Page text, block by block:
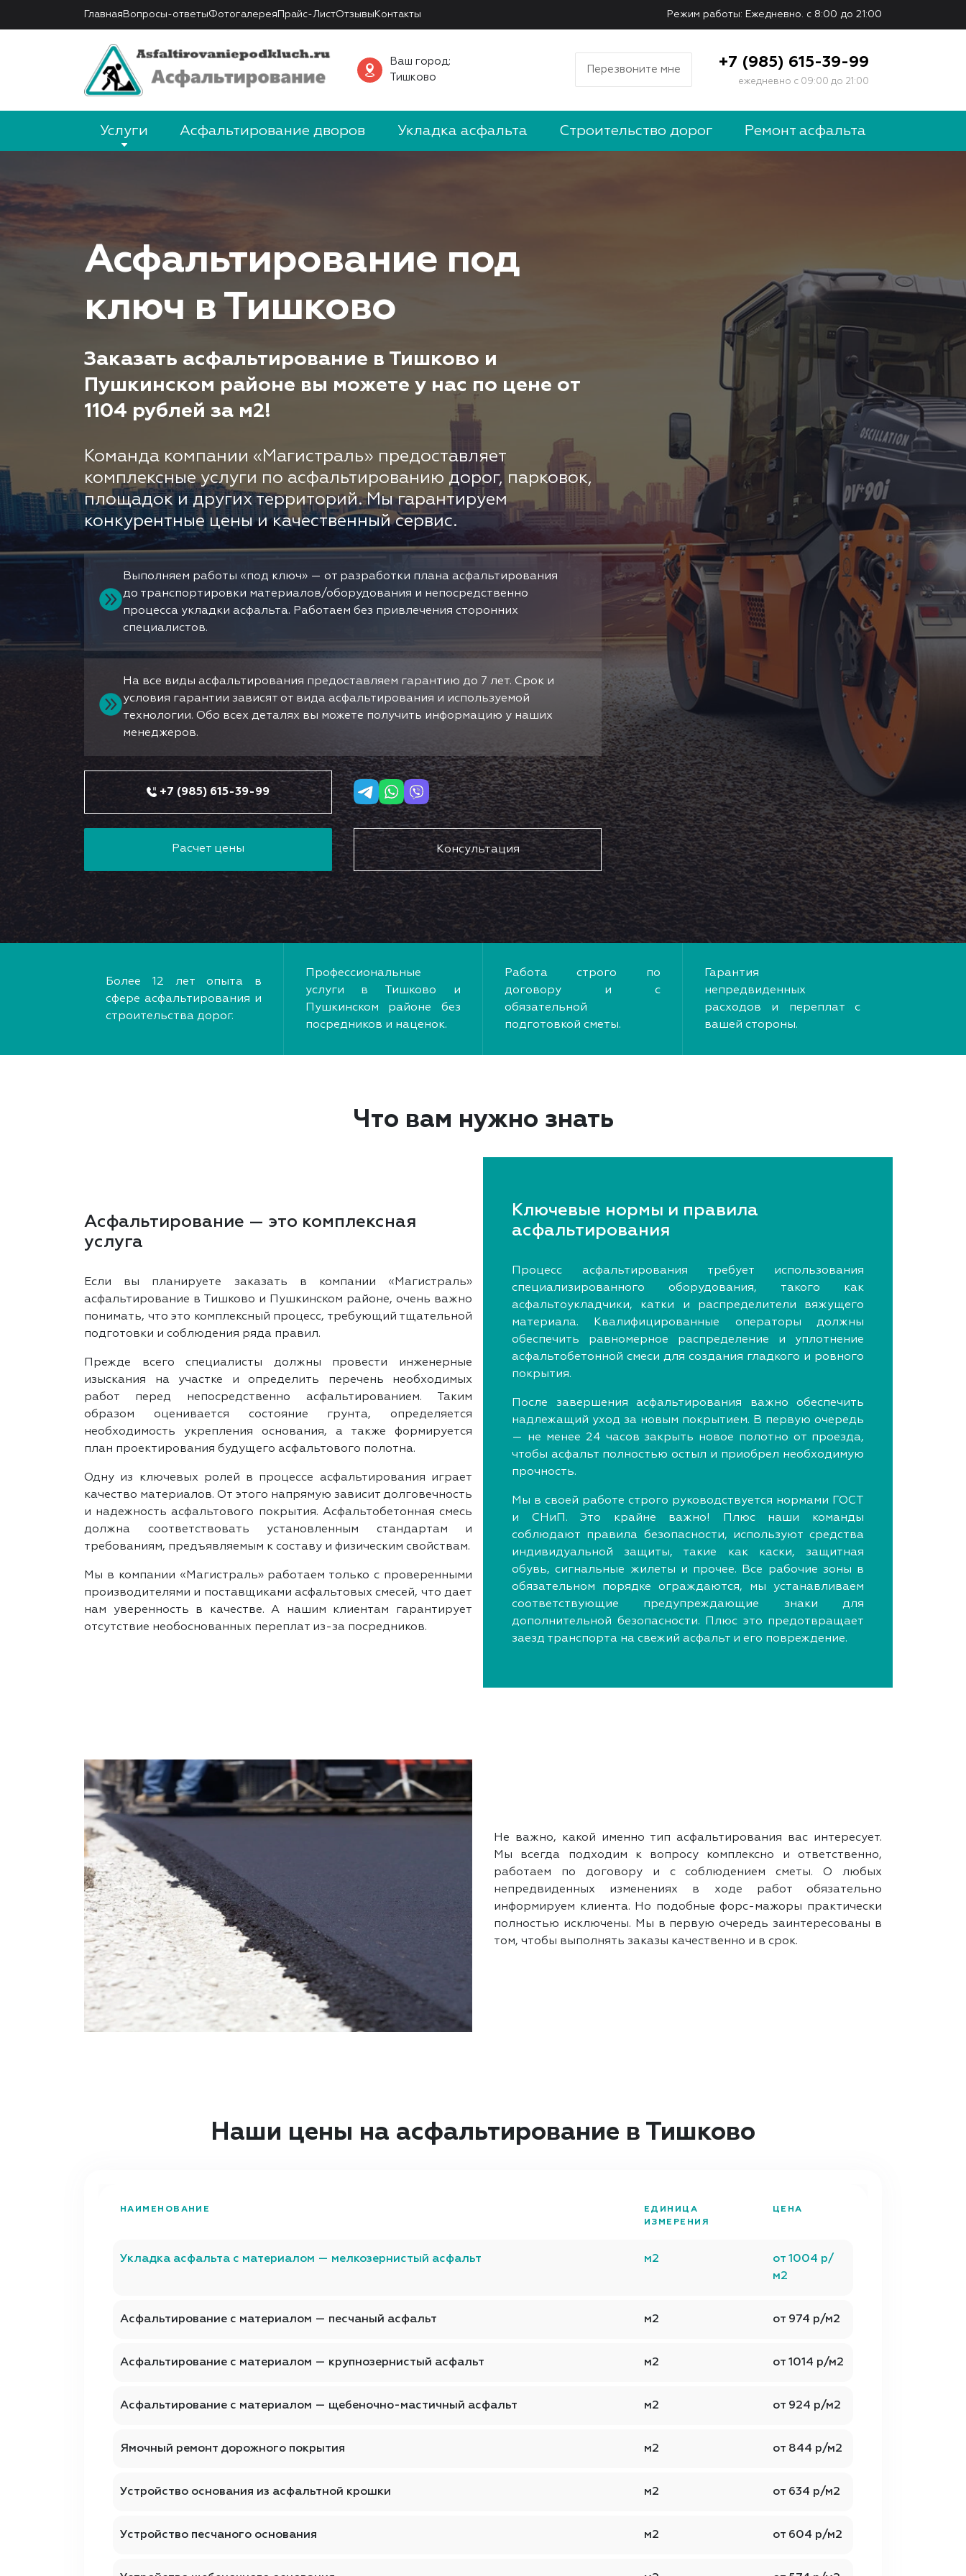
Главная Вопросы-ответыФотогалерея Прайс-ЛистОтзывы Контакты Режим работы: Ежедневно. с 8:00 до 21:00
Ваш город:
Тишково
Перезвоните мне +7 (985) 615-39-99
ежедневно с 09:00 до 21:00
Услуги Асфальтирование дворов Укладка асфальта Строительство дорог Ремонт асфальта
Асфальтирование под
ключ в Тишково
Заказать асфальтирование в Тишково и
Пушкинском районе вы можете у нас по цене от
1104 рублей за м2!
Команда компании «Магистраль» предоставляет
комплексные услуги по асфальтированию дорог, парковок,
площадок и других территорий. Мы гарантируем
конкурентные цены и качественный сервис.
Выполняем работы «под ключ» — от разработки плана асфальтирования
до транспортировки материалов/оборудования и непосредственно
процесса укладки асфальта. Работаем без привлечения сторонних
специалистов.
На все виды асфальтирования предоставляем гарантию до 7 лет. Срок и
условия гарантии зависят от вида асфальтирования и используемой
технологии. Обо всех деталях вы можете получить информацию у наших
менеджеров.
+7 (985) 615-39-99
Расчет цены Консультация
Более 12 лет опыта в
сфере асфальтирования и
строительства дорог.
Профессиональные
услуги в Тишково и
Пушкинском районе без
посредников и наценок.
Работа строго по
договору и с
обязательной
подготовкой сметы.
Гарантия
непредвиденных
расходов и переплат с
вашей стороны.
Что вам нужно знать
Асфальтирование — это комплексная
услуга
Если вы планируете заказать в компании «Магистраль»
асфальтирование в Тишково и Пушкинском районе, очень важно
понимать, что это комплексный процесс, требующий тщательной
подготовки и соблюдения ряда правил.
Прежде всего специалисты должны провести инженерные
изыскания на участке и определить перечень необходимых
работ перед непосредственно асфальтированием. Таким
образом оценивается состояние грунта, определяется
необходимость укрепления основания, а также формируется
план проектирования будущего асфальтового полотна.
Одну из ключевых ролей в процессе асфальтирования играет
качество материалов. От этого напрямую зависит долговечность
и надежность асфальтового покрытия. Асфальтобетонная смесь
должна соответствовать установленным стандартам и
требованиям, предъявляемым к составу и физическим свойствам.
Мы в компании «Магистраль» работаем только с проверенными
производителями и поставщиками асфальтовых смесей, что дает
нам уверенность в качестве. А нашим клиентам гарантирует
отсутствие необоснованных переплат из-за посредников.
Ключевые нормы и правила
асфальтирования
Процесс асфальтирования требует использования
специализированного оборудования, такого как
асфальтоукладчики, катки и распределители вяжущего
материала. Квалифицированные операторы должны
обеспечить равномерное распределение и уплотнение
асфальтобетонной смеси для создания гладкого и ровного
покрытия.
После завершения асфальтирования важно обеспечить
надлежащий уход за новым покрытием. В первую очередь
— не менее 24 часов закрыть новое полотно от проезда,
чтобы асфальт полностью остыл и приобрел необходимую
прочность.
Мы в своей работе строго руководствуется нормами ГОСТ
и СНиП. Это крайне важно! Плюс наши команды
соблюдают правила безопасности, используют средства
индивидуальной защиты, такие как каски, защитная
обувь, сигнальные жилеты и прочее. Все рабочие зоны в
обязательном порядке ограждаются, мы устанавливаем
соответствующие предупреждающие знаки для
дополнительной безопасности. Плюс это предотвращает
заезд транспорта на свежий асфальт и его повреждение.
Не важно, какой именно тип асфальтирования вас интересует.
Мы всегда подходим к вопросу комплексно и ответственно,
работаем по договору и с соблюдением сметы. О любых
непредвиденных изменениях в ходе работ обязательно
информируем клиента. Но подобные форс-мажоры практически
полностью исключены. Мы в первую очередь заинтересованы в
том, чтобы выполнять заказы качественно и в срок.
Наши цены на асфальтирование в Тишково
НАИМЕНОВАНИЕ
ЕДИНИЦА
ИЗМЕРЕНИЯ
ЦЕНА
Укладка асфальта с материалом — мелкозернистый асфальт м2
от 1004 р/
м2
Асфальтирование с материалом — песчаный асфальт м2 от 974 р/м2
Асфальтирование с материалом — крупнозернистый асфальт м2 от 1014 р/м2
Асфальтирование с материалом — щебеночно-мастичный асфальт м2 от 924 р/м2
Ямочный ремонт дорожного покрытия м2 от 844 р/м2
Устройство основания из асфальтной крошки м2 от 634 р/м2
Устройство песчаного основания м2 от 604 р/м2